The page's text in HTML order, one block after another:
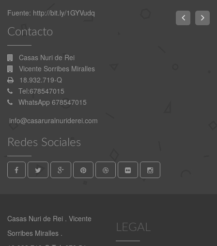
Fuente: http://bit.ly/1GYVudq
Contacto
Casas Nuri de Rei
Vicente Sorribes Miralles
18.932.719-Q
Tel:678547015
WhatsApp 678547015
info@casaruralnuriderei.com
Redes Sociales
Casas Nuri de Rei . Vicente
Sorribes Miralles .
LEGAL